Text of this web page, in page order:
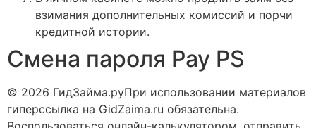
взимания дополнительных комиссий и порчи
кредитной истории.
Смена пароля Pay PS
© 2026 ГидЗайма.руПри использовании материалов
гиперссылка на GidZaima.ru обязательна.